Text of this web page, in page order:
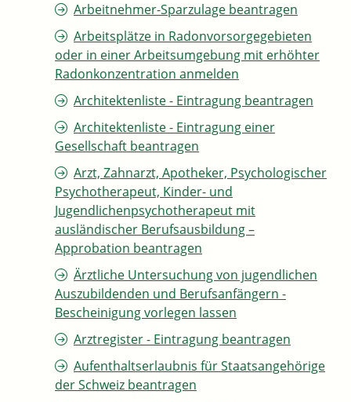
Arbeitnehmer-Sparzulage beantragen
Arbeitsplätze in Radonvorsorgegebieten
oder in einer Arbeitsumgebung mit erhöhter
Radonkonzentration anmelden
Architektenliste - Eintragung beantragen
Architektenliste - Eintragung einer
Gesellschaft beantragen
Arzt, Zahnarzt, Apotheker, Psychologischer
Psychotherapeut, Kinder- und
Jugendlichenpsychotherapeut mit
ausländischer Berufsausbildung –
Approbation beantragen
Ärztliche Untersuchung von jugendlichen
Auszubildenden und Berufsanfängern -
Bescheinigung vorlegen lassen
Arztregister - Eintragung beantragen
Aufenthaltserlaubnis für Staatsangehörige
der Schweiz beantragen